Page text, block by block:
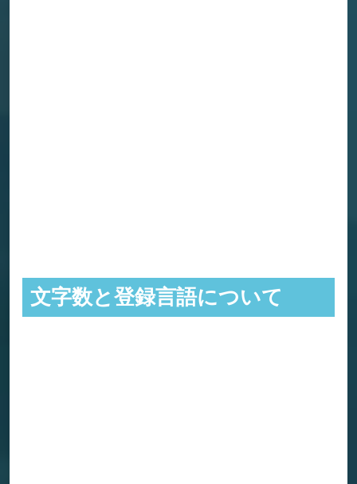
文字数と登録言語について